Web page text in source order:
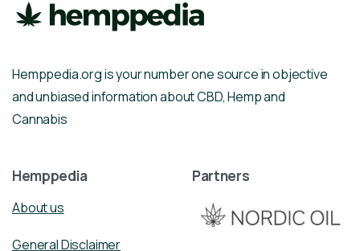
Hemppedia.org is your number one source in objective
and unbiased information about CBD, Hemp and
Cannabis
Hemppedia
About us
General Disclaimer
Partners